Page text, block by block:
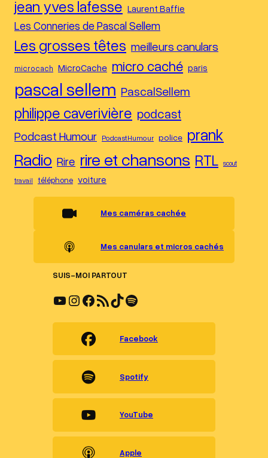
jean yves lafesse Laurent Baffie
Les Conneries de Pascal Sellem
Les grosses têtes meilleurs canulars
microcach MicroCache micro caché paris
pascal sellem PascalSellem
philippe caverivière podcast
Podcast Humour PodcastHumour police prank
Radio Rire rire et chansons RTL scout
travail téléphone voiture
Mes caméras cachée
Mes canulars et micros cachés
SUIS-MOI PARTOUT
YouTube Instagram Facebook Flux RSS TikTok Spotify
Facebook
Spotify
YouTube
Apple